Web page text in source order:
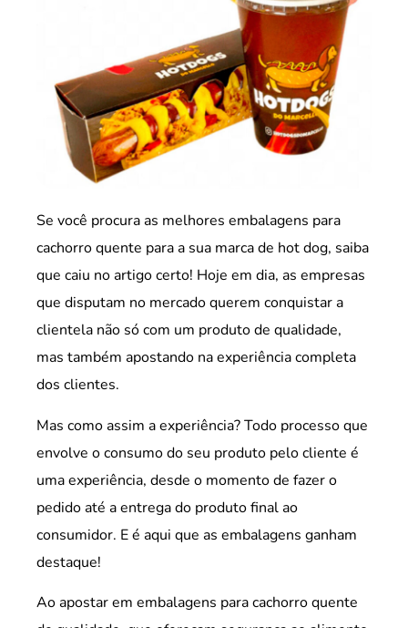
Se você procura as melhores embalagens para
cachorro quente para a sua marca de hot dog, saiba
que caiu no artigo certo! Hoje em dia, as empresas
que disputam no mercado querem conquistar a
clientela não só com um produto de qualidade,
mas também apostando na experiência completa
dos clientes.
Mas como assim a experiência? Todo processo que
envolve o consumo do seu produto pelo cliente é
uma experiência, desde o momento de fazer o
pedido até a entrega do produto final ao
consumidor. E é aqui que as embalagens ganham
destaque!
Ao apostar em embalagens para cachorro quente